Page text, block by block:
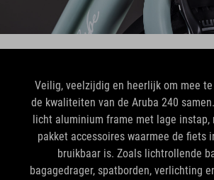
Veilig, veelzijdig en heerlijk om mee
de kwaliteiten van de Aruba 240
licht aluminium frame met lage instap,
pakket accessoires waarmee de fiets
bruikbaar is. Zoals lichtrollende
bagagedrager, spatborden, verlichting